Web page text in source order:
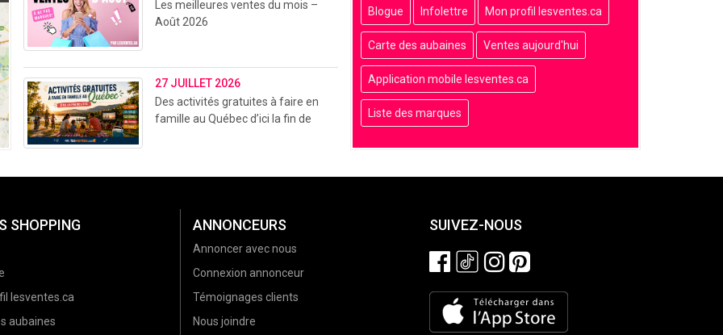
Blogue Infolettre Mon profil lesventes.ca
Carte des aubaines Ventes aujourd'hui
Application mobile lesventes.ca
Liste des marques
Les meilleures ventes du mois –
Août 2026
27 JUILLET 2026
Des activités gratuites à faire en
famille au Québec d’ici la fin de
SHOPPING
lesventes.ca
aubaines
ANNONCEURS
Annoncer avec nous
Connexion annonceur
Témoignages clients
Nous joindre
SUIVEZ-NOUS